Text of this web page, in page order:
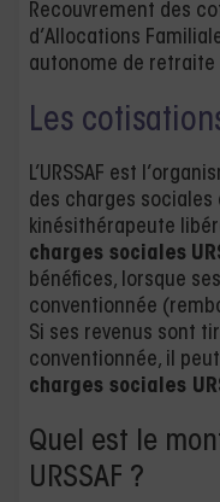
Recouvrement des
d’Allocations
autonome de
Les
L’URSSAF est
des charges sociales
kinésithérapeute
charges sociales
bénéfices, lorsque
conventionnée
Si ses revenus sont
conventionnée, il
charges sociales
Quel est le
URSSAF ?